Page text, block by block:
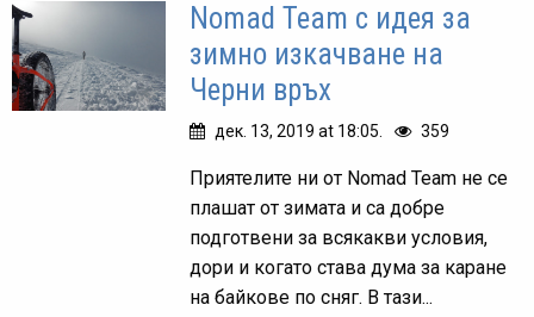
Nomad Team с идея за
зимно изкачване на
Черни връх
дек. 13, 2019 at 18:05. 359
Приятелите ни от Nomad Team не се
плашат от зимата и са добре
подготвени за всякакви условия,
дори и когато става дума за каране
на байкове по сняг. В тази...